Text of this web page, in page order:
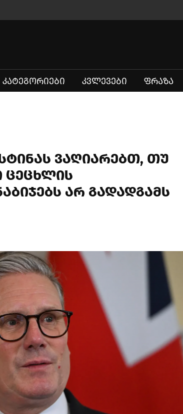
ᲙᲐᲢᲔᲒᲝᲠᲘᲔᲑᲘ ᲙᲕᲚᲔᲕᲔᲑᲘ ᲤᲠᲐᲖᲐ
ვაღიარებთ, თუ
ცეცხლის
არ გადადგამს